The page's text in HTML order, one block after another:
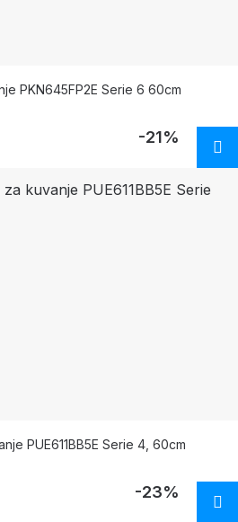
PKN645FP2E Serie 6 60cm
-21%
PUE611BB5E Serie 4, 60cm
-23%